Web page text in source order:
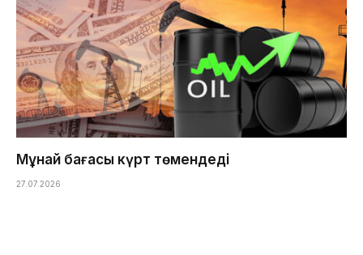
Мұнай бағасы күрт төмендеді
27.07.2026